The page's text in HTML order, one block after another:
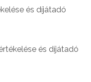
és díjátadó
és díjátadó